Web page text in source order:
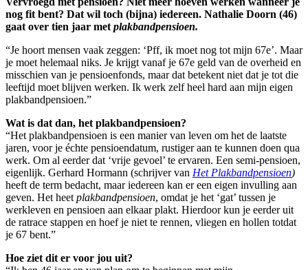
nog fit bent? Dat wil toch (bijna) iedereen. Nathalie Doorn (46)
gaat over tien jaar met plakbandpensioen.
“Je hoort mensen vaak zeggen: ‘Pff, ik moet nog tot mijn 67e’. Maar
je moet helemaal niks. Je krijgt vanaf je 67e geld van de overheid en
misschien van je pensioenfonds, maar dat betekent niet dat je tot die
leeftijd moet blijven werken. Ik werk zelf heel hard aan mijn eigen
plakbandpensioen.”
Wat is dat dan, het plakbandpensioen?
“Het plakbandpensioen is een manier van leven om het de laatste
jaren, voor je échte pensioendatum, rustiger aan te kunnen doen qua
werk. Om al eerder dat ‘vrije gevoel’ te ervaren. Een semi-pensioen,
eigenlijk. Gerhard Hormann (schrijver van Het Plakbandpensioen)
heeft de term bedacht, maar iedereen kan er een eigen invulling aan
geven. Het heet plakbandpensioen, omdat je het ‘gat’ tussen je
werkleven en pensioen aan elkaar plakt. Hierdoor kun je eerder uit
de ratrace stappen en hoef je niet te rennen, vliegen en hollen totdat
je 67 bent.”
Hoe ziet dit er voor jou uit?